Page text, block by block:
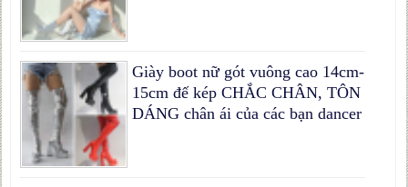
Giày boot nữ gót vuông cao 14cm-
15cm đế kép CHẮC CHÂN, TÔN
DÁNG chân ái của các bạn dancer